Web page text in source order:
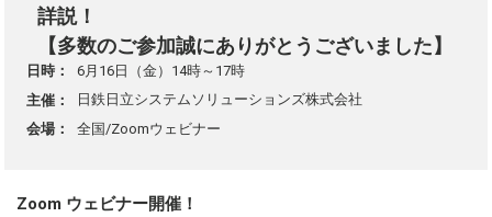
詳説！
【多数のご参加誠にありがとうございました】
日時：
6月16日（金）14時～17時
主催：
日鉄日立システムソリューションズ株式会社
会場：
全国/Zoomウェビナー
Zoom ウェビナー開催！